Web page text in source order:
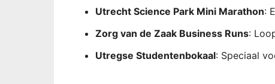
Utrecht Science Park Mini Marathon:
Zorg van de Zaak Business Runs:
Utregse Studentenbokaal: Speciaal